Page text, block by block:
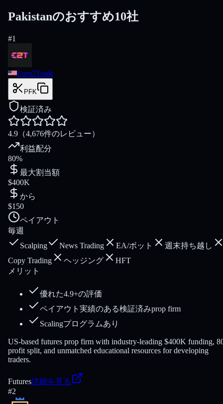
Pakistanのおすすめ10社
#1
Earn2Trade
PFK
検証済み
4.9 （4,676件のレビュー）
利益配分
80%
最大割当額
$400K
から
$150
ペイアウト
毎週
Scalping
News Trading EA/ボット
週末持ち越し
Copy Trading
ヘッジング
HFT
メリット
優れた4.9+の評価
ペイアウト実績のある検証済みprop firm
Scalingプログラムあり
US-based futures prop firm with industry-leading $400K funding,
profit split, and unmatched educational resources for developing
traders.
Futures詳細を見る
#2